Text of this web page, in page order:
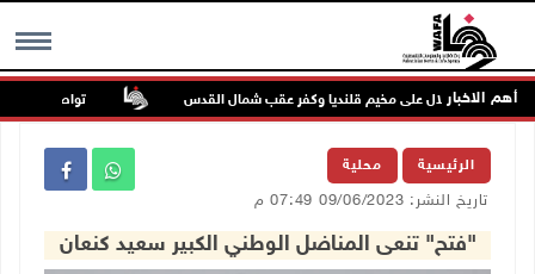
MENU أهم الاخبار تواصل انتهاكات
الرئيسية محلية
تاريخ النشر: 09/06/2023 07:49 م
"فتح" تنعى المناضل الوطني الكبير سعيد كنعان